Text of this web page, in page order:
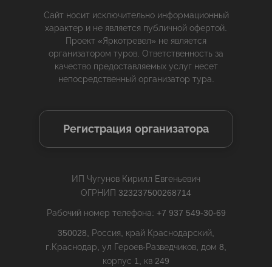
Сайт носит исключительно информационный
характер и не является публичной офертой.
Проект «Яркотревел» не является
организатором туров. Ответственность за
качество предоставляемых услуг несет
непосредственный организатор тура.
Регистрация организатора
ИП Чугунов Кирилл Евгеньевич
ОГРНИП 323237500268714
Рабочий номер телефона: +7 937 549-30-69
350028, Россия, край Краснодарский,
г.Краснодар, ул Героев-Разведчиков, дом 8,
корпус 1, кв 249